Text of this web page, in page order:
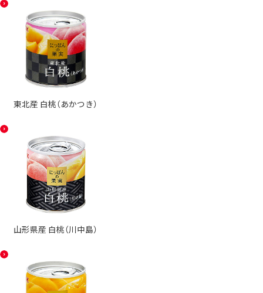
東北産 白桃（あかつき）
山形県産 白桃（川中島）